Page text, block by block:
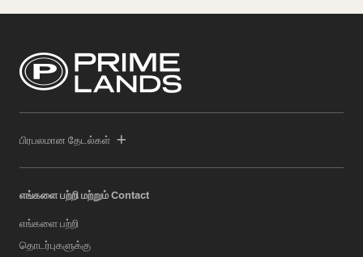
பிரபலமான தேடல்கள்
எங்களை பற்றி மற்றும் Contact
எங்களை பற்றி
தொடர்புகளுக்கு